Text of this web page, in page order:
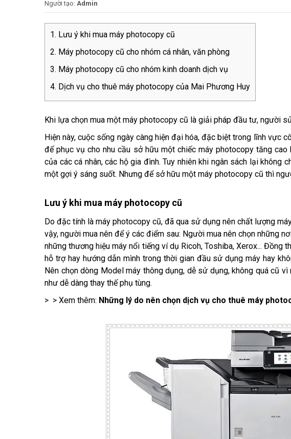
Người tạo: Admin
Lưu ý khi mua máy photocopy cũ
Máy photocopy cũ cho nhóm cá nhân, văn phòng
Máy photocopy cũ cho nhóm kinh doanh dịch vụ
Dịch vụ cho thuê máy photocopy của Mai Phương Huy
Khi lựa chọn mua một máy photocopy cũ là giải pháp đầu tư, người
Hiện này, cuộc sống ngày càng hiện đại hóa, đặc biệt trong lĩnh vực
để phục vụ cho nhu cầu sở hữu một chiếc máy photocopy tăng
của các cá nhân, các hộ gia đình. Tuy nhiên khi ngân sách lại không
một gợi ý sáng suốt. Nhưng để sở hữu một máy photocopy cũ thì
Lưu ý khi mua máy photocopy cũ
Do đặc tính là máy photocopy cũ, đã qua sử dụng nên chất lượng
vậy, người mua nên để ý các điểm sau: Người mua nên chọn những
những thương hiệu máy nổi tiếng ví dụ Ricoh, Toshiba, Xerox... Đồng
hỗ trợ hay hướng dẫn mình trong thời gian đầu sử dụng máy hay
Nên chọn dòng Model máy thông dụng, dễ sử dụng, không quá cũ
như dễ dàng thay thế phụ tùng.
> > Xem thêm: Những lý do nên chọn dịch vụ cho thuê máy